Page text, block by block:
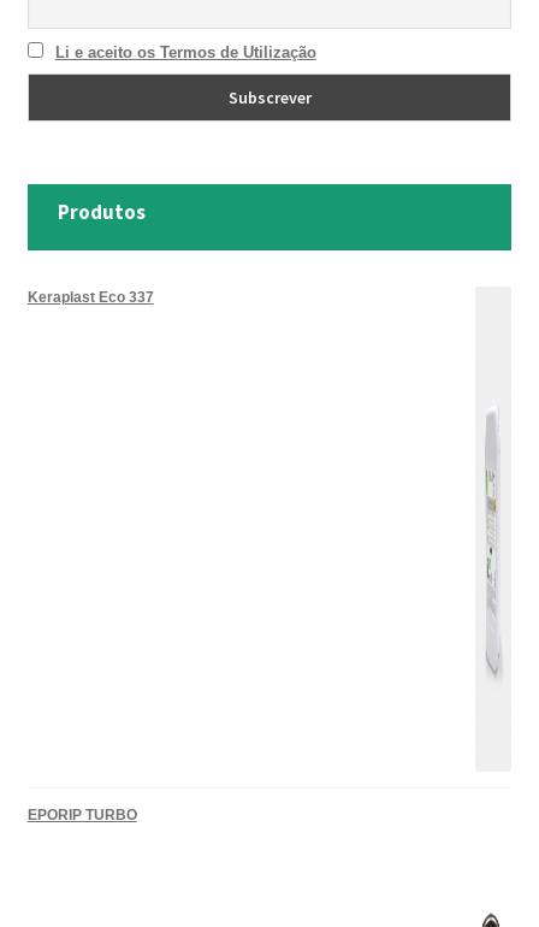
Li e aceito os Termos de Utilização
Produtos
Keraplast Eco 337
EPORIP TURBO